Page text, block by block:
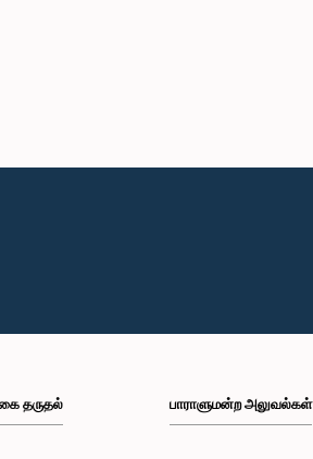
தருதல் பாராளுமன்ற அலுவல்கள்